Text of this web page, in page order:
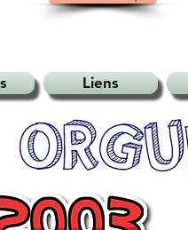
Liens